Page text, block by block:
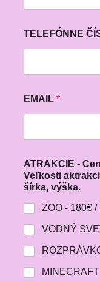
TELEFÓNNE
EMAIL *
ATRAKCIE -
Veľkosti
šírka, výška.
ZOO - 180€ /
VODNÝ